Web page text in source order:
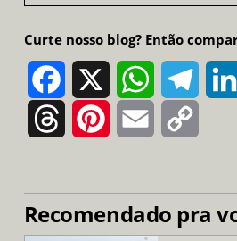
Curte nosso blog? Então
Facebook
X WhatsApp
ThreadsPinterestEmail Copy
Recomendado pra